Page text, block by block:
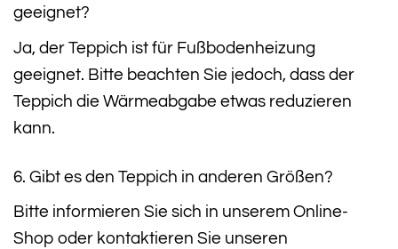
geeignet?
Ja, der Teppich ist für Fußbodenheizung
geeignet. Bitte beachten Sie jedoch, dass der
Teppich die Wärmeabgabe etwas reduzieren
kann.
6. Gibt es den Teppich in anderen Größen?
Bitte informieren Sie sich in unserem Online-
Shop oder kontaktieren Sie unseren